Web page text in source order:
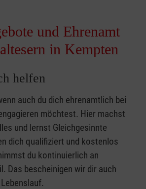
und Ehrenamt
in Kempten
helfen
auch du dich ehrenamtlich bei
möchtest. Hier machst
und lernst Gleichgesinnte
dich qualifiziert und kostenlos
du kontinuierlich an
Das bescheinigen wir dir auch